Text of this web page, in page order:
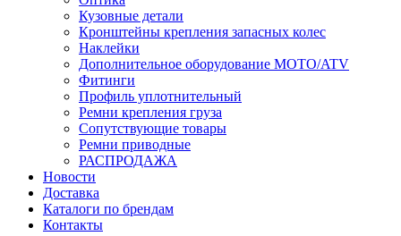
Кузовные детали
Кронштейны крепления запасных колес
Наклейки
Дополнительное оборудование MOTO/ATV
Фитинги
Профиль уплотнительный
Ремни крепления груза
Сопутствующие товары
Ремни приводные
РАСПРОДАЖА
Новости
Доставка
Каталоги по брендам
Контакты